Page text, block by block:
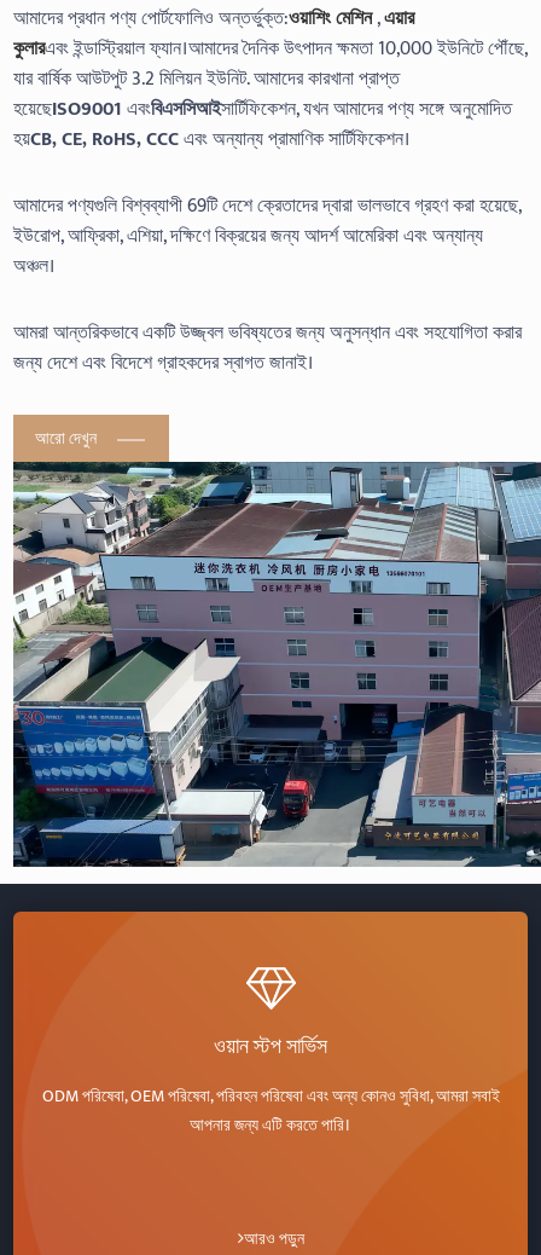
আমাদের প্রধান পণ্য পোর্টফোলিও অন্তর্ভুক্ত:ওয়াশিং মেশিন,এয়ার
কুলারএবং ইন্ডাস্ট্রিয়াল ফ্যান।আমাদের দৈনিক উৎপাদন ক্ষমতা 10,000 ইউনিটে পৌঁছে,
যার বার্ষিক আউটপুট 3.2 মিলিয়ন ইউনিট. আমাদের কারখানা প্রাপ্ত
হয়েছেISO9001এবংবিএসসিআইসার্টিফিকেশন, যখন আমাদের পণ্য সঙ্গে অনুমোদিত
হয়CB, CE, RoHS, CCCএবং অন্যান্য প্রামাণিক সার্টিফিকেশন।
আমাদের পণ্যগুলি বিশ্বব্যাপী 69টি দেশে ক্রেতাদের দ্বারা ভালভাবে গ্রহণ করা হয়েছে,
ইউরোপ, আফ্রিকা, এশিয়া, দক্ষিণে বিক্রয়ের জন্য আদর্শ আমেরিকা এবং অন্যান্য
অঞ্চল।
আমরা আন্তরিকভাবে একটি উজ্জ্বল ভবিষ্যতের জন্য অনুসন্ধান এবং সহযোগিতা করার
জন্য দেশে এবং বিদেশে গ্রাহকদের স্বাগত জানাই।
আরো দেখুন
ওয়ান স্টপ সার্ভিস
ODM পরিষেবা, OEM পরিষেবা, পরিবহন পরিষেবা এবং অন্য কোনও সুবিধা, আমরা সবাই
আপনার জন্য এটি করতে পারি।
আরও পড়ুন